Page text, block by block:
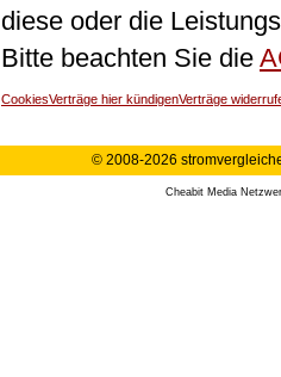
diese oder die
Bitte beachten Sie die
CookiesVerträge hier kündigenVerträge
© 2008-2026
Cheabit Media